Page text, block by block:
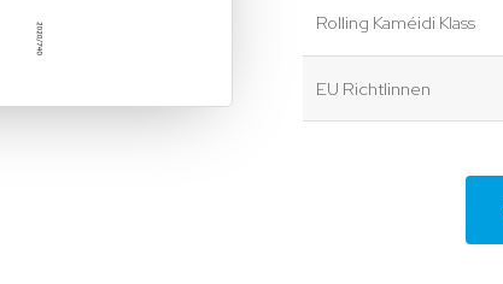
Rolling Kaméidi Klass
EU Richtlinnen